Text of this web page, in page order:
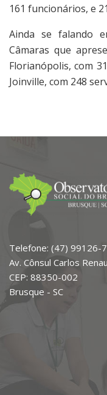
161 funcionários, e
Ainda se falando
Câmaras que
Florianópolis, com
Joinville, com 248
Telefone: (47) 99126-
Av. Cônsul Carlos
CEP: 88350-002
Brusque - SC